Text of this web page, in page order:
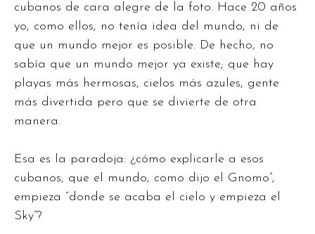
cubanos de cara alegre de la foto. Hace 20 años
yo, como ellos, no tenía idea del mundo, ni de
que un mundo mejor es posible. De hecho, no
sabía que un mundo mejor ya existe; que hay
playas más hermosas, cielos más azules, gente
más divertida pero que se divierte de otra
manera.
Esa es la paradoja: ¿cómo explicarle a esos
cubanos, que el mundo, como dijo el Gnomo”,
empieza “donde se acaba el cielo y empieza el
Sky”?